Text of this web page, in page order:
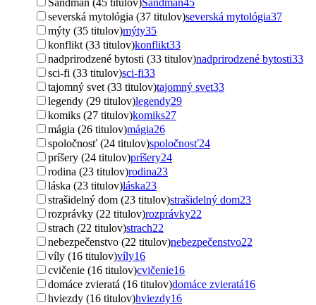
Sandman (45 titulov)Sandman45
severská mytológia (37 titulov)severská mytológia37
mýty (35 titulov)mýty35
konflikt (33 titulov)konflikt33
nadprirodzené bytosti (33 titulov)nadprirodzené bytosti33
sci-fi (33 titulov)sci-fi33
tajomný svet (33 titulov)tajomný svet33
legendy (29 titulov)legendy29
komiks (27 titulov)komiks27
mágia (26 titulov)mágia26
spoločnosť (24 titulov)spoločnosť24
príšery (24 titulov)príšery24
rodina (23 titulov)rodina23
láska (23 titulov)láska23
strašidelný dom (23 titulov)strašidelný dom23
rozprávky (22 titulov)rozprávky22
strach (22 titulov)strach22
nebezpečenstvo (22 titulov)nebezpečenstvo22
víly (16 titulov)víly16
cvičenie (16 titulov)cvičenie16
domáce zvieratá (16 titulov)domáce zvieratá16
hviezdy (16 titulov)hviezdy16